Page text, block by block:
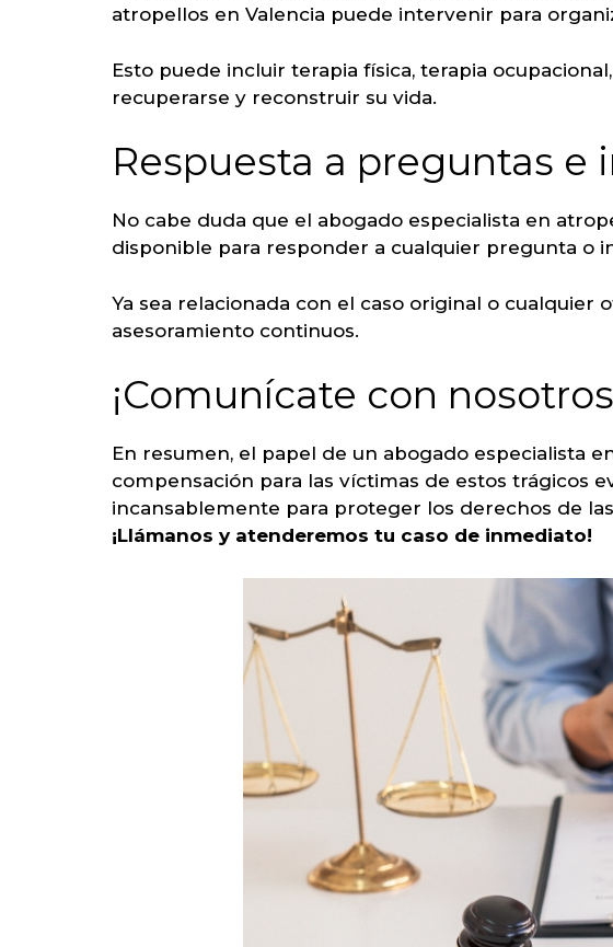
atropellos en Valencia puede intervenir para
Esto puede incluir terapia física, terapia ocupacional,
recuperarse y reconstruir su vida.
Respuesta a preguntas
No cabe duda que el abogado especialista en
disponible para responder a cualquier pregunta o
Ya sea relacionada con el caso original o
asesoramiento continuos.
¡Comunícate con
En resumen, el papel de un abogado especialista
compensación para las víctimas de estos trágicos
incansablemente para proteger los derechos de
¡Llámanos y atenderemos tu caso de inmediato!